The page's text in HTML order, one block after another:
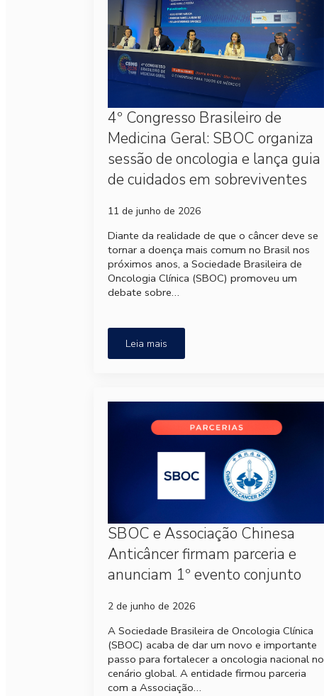
4º Congresso Brasileiro de
Medicina Geral: SBOC organiza
sessão de oncologia e lança guia
de cuidados em sobreviventes
11 de junho de 2026
Diante da realidade de que o câncer deve se
tornar a doença mais comum no Brasil nos
próximos anos, a Sociedade Brasileira de
Oncologia Clínica (SBOC) promoveu um
debate sobre…
Leia mais
SBOC e Associação Chinesa
Anticâncer firmam parceria e
anunciam 1º evento conjunto
2 de junho de 2026
A Sociedade Brasileira de Oncologia Clínica
(SBOC) acaba de dar um novo e importante
passo para fortalecer a oncologia nacional no
cenário global. A entidade firmou parceria
com a Associação…